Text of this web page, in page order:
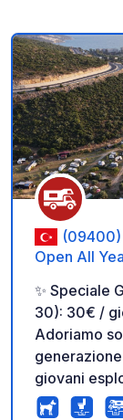
(09400)
Open All
✨ Speciale
30): 30€ /
Adoriamo
giovani
la